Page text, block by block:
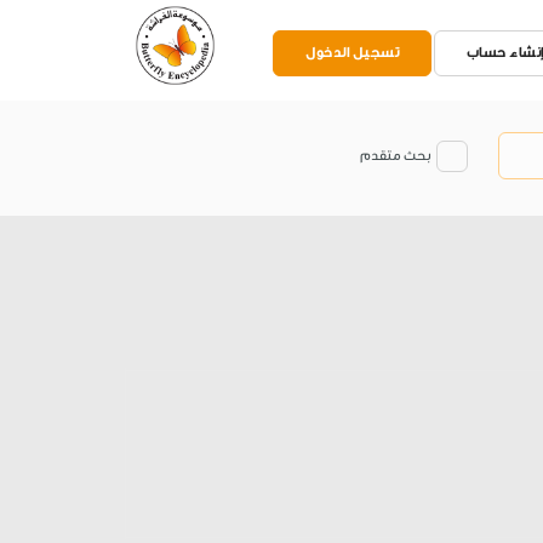
إنشاء حساب تسجيل الدخول
بحث متقدم